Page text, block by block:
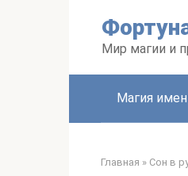
Мир магии и
Магия
Главная » Сон в